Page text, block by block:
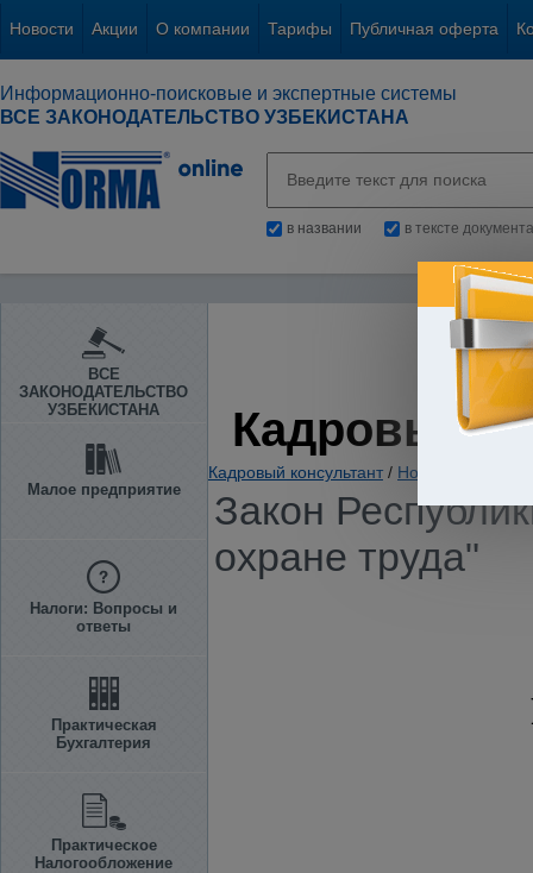
Новости Акции О компании Тарифы Публичная оферта
Информационно-поисковые и экспертные системы
ВСЕ ЗАКОНОДАТЕЛЬСТВО УЗБЕКИСТАНА
в названии в тексте документа
ВСЕ
ЗАКОНОДАТЕЛЬСТВО
УЗБЕКИСТАНА
Малое предприятие
Налоги: Вопросы и
ответы
Практическая
Бухгалтерия
Практическое
Налогообложение
Кадровый
Кадровый консультант / Нормативно-
Закон
охране труда"